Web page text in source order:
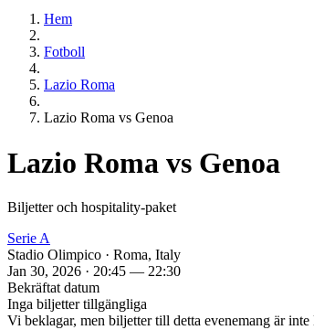
Hem
Fotboll
Lazio Roma
Lazio Roma vs Genoa
Lazio Roma vs Genoa
Biljetter och hospitality‑paket
Serie A
Stadio Olimpico · Roma, Italy
Jan 30, 2026 · 20:45 — 22:30
Bekräftat datum
Inga biljetter tillgängliga
Vi beklagar, men biljetter till detta evenemang är